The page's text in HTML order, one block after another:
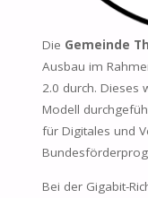
Die Gemeinde
Ausbau im
2.0 durch. Dieses
Modell
für Digitales und
Bei der Gigabit-